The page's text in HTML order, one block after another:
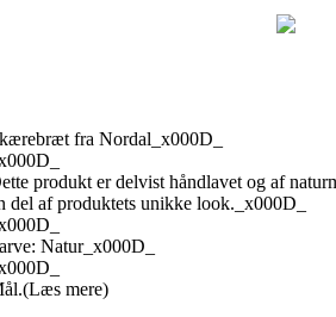
fra Nordal_x000D_
produkt er delvist håndlavet og af
del af produktets unikke look._x000D_
Natur_x000D_
mere)